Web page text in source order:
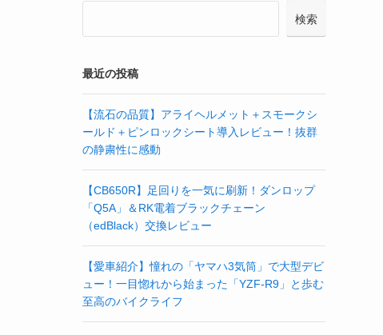
検索
最近の投稿
【流石の品質】アライヘルメット＋スモークシ
ールド＋ピンロックシート導入レビュー！抜群
の静粛性に感動
【CB650R】足回りを一気に刷新！ダンロップ
「Q5A」＆RK電着ブラックチェーン
（edBlack）交換レビュー
【愛車紹介】憧れの「ヤマハ3気筒」で大型デビ
ュー！一目惚れから始まった「YZF-R9」と歩む
至高のバイクライフ